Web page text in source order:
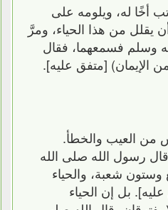
أخًا له، ويلومه على
يقلل من هذا الحياء، ومرَّ
وسلم فسمعهما، فقال
الإيمان) [متفق عليه].
من العيب والخطأ.
رسول الله صلى الله
شعبة، والحياء
بل إن الحياء